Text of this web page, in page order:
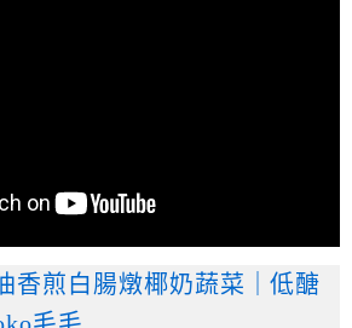
香煎白腸燉椰奶蔬菜｜低醣